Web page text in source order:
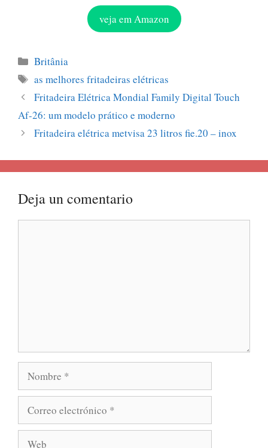
veja em Amazon
Categorías
Britânia
Etiquetas
as melhores fritadeiras elétricas
Fritadeira Elétrica Mondial Family Digital Touch
Af-26: um modelo prático e moderno
Fritadeira elétrica metvisa 23 litros fie.20 – inox
Deja un comentario
electrónico